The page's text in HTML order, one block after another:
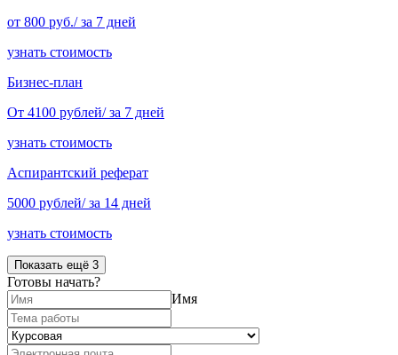
от 800 руб./ за 7 дней
узнать стоимость
Бизнес-план
От 4100 рублей/ за 7 дней
узнать стоимость
Аспирантский реферат
5000 рублей/ за 14 дней
узнать стоимость
Показать ещё 3
Готовы начать?
Имя